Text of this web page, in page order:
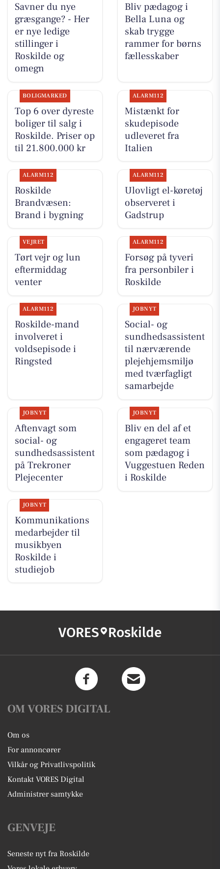
Savner du nye
græsgange? - Her
er nye ledige
stillinger i
Roskilde og
omegn
Bliv pædagog i
Bella Luna og
skab trygge
rammer for børns
fællesskaber
BOLIGMARKED
Top 6 over dyreste
boliger til salg i
Roskilde. Priser op
til 21.800.000 kr
ALARM112
Mistænkt for
skudepisode
udleveret fra
Italien
ALARM112
Roskilde
Brandvæsen:
Brand i bygning
ALARM112
Ulovligt el-køretøj
observeret i
Gadstrup
VEJRET
Tørt vejr og lun
eftermiddag
venter
ALARM112
Forsøg på tyveri
fra personbiler i
Roskilde
ALARM112
Roskilde-mand
involveret i
voldsepisode i
Ringsted
JOBNYT
Social- og
sundhedsassistent
til nærværende
plejehjemsmiljø
med tværfagligt
samarbejde
JOBNYT
Aftenvagt som
social- og
sundhedsassistent
på Trekroner
Plejecenter
JOBNYT
Bliv en del af et
engageret team
som pædagog i
Vuggestuen Reden
i Roskilde
JOBNYT
Kommunikations
medarbejder til
musikbyen
Roskilde i
studiejob
VORES Roskilde
OM VORES DIGITAL
Om os
For annoncører
Vilkår og Privatlivspolitik
Kontakt VORES Digital
Administrer samtykke
GENVEJE
Seneste nyt fra Roskilde